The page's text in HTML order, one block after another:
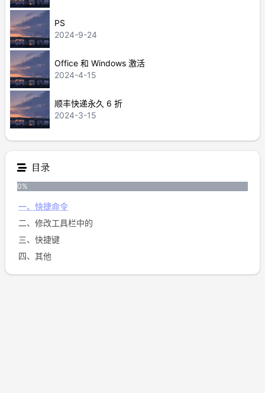
PS
2024-9-24
Office 和 Windows 激活
2024-4-15
顺丰快递永久 6 折
2024-3-15
目录
0%
一、快捷命令
二、修改工具栏中的
三、快捷键
四、其他